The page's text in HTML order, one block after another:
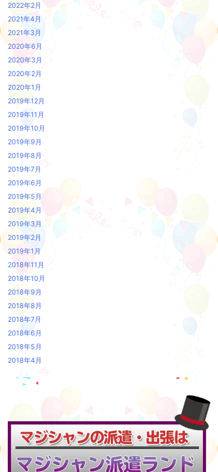
2022年2月
2021年4月
2021年3月
2020年6月
2020年3月
2020年2月
2020年1月
2019年12月
2019年11月
2019年10月
2019年9月
2019年8月
2019年7月
2019年6月
2019年5月
2019年4月
2019年3月
2019年2月
2019年1月
2018年11月
2018年10月
2018年9月
2018年8月
2018年7月
2018年6月
2018年5月
2018年4月